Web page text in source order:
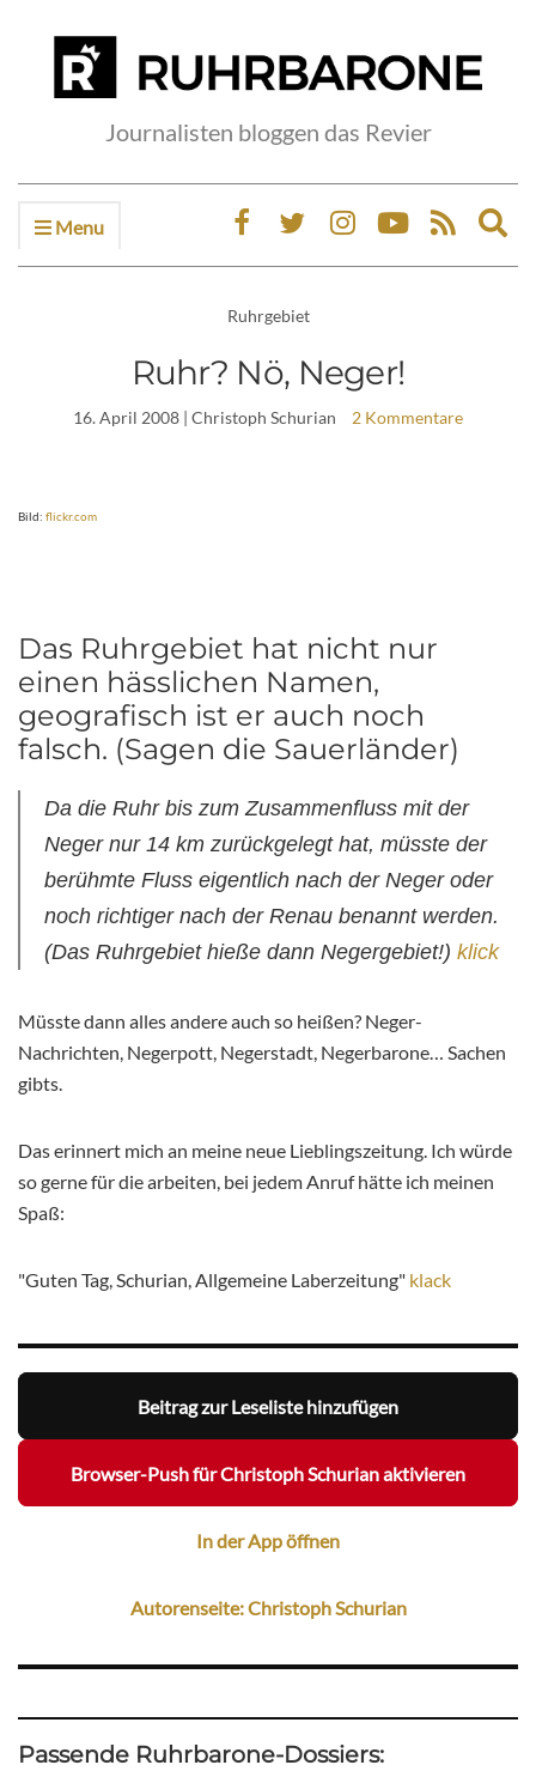
Journalisten bloggen das Revier
Menu
Ruhrgebiet
Ruhr? Nö, Neger!
16. April 2008 | Christoph Schurian 2 Kommentare
Bild: flickr.com
Das Ruhrgebiet hat nicht nur
einen hässlichen Namen,
geografisch ist er auch noch
falsch. (Sagen die Sauerländer)
Da die Ruhr bis zum Zusammenfluss mit der
Neger nur 14 km zurückgelegt hat, müsste der
berühmte Fluss eigentlich nach der Neger oder
noch richtiger nach der Renau benannt werden.
(Das Ruhrgebiet hieße dann Negergebiet!) klick
Müsste dann alles andere auch so heißen? Neger-
Nachrichten, Negerpott, Negerstadt, Negerbarone… Sachen
gibts.
Das erinnert mich an meine neue Lieblingszeitung. Ich würde
so gerne für die arbeiten, bei jedem Anruf hätte ich meinen
Spaß:
"Guten Tag, Schurian, Allgemeine Laberzeitung" klack
Beitrag zur Leseliste hinzufügen
Browser-Push für Christoph Schurian aktivieren
In der App öffnen
Autorenseite: Christoph Schurian
Passende Ruhrbarone-Dossiers: